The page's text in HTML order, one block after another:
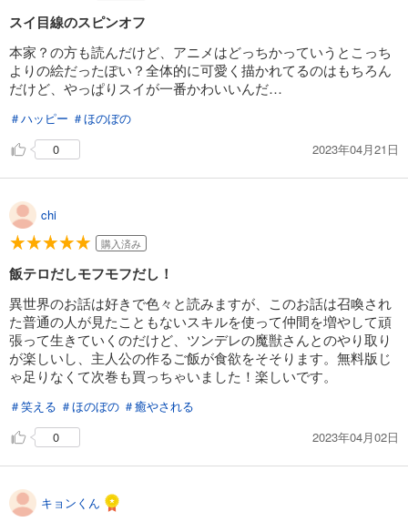
スイ目線のスピンオフ
本家？の方も読んだけど、アニメはどっちかっていうとこっち
よりの絵だったぽい？全体的に可愛く描かれてるのはもちろん
だけど、やっぱりスイが一番かわいいんだ…
＃ハッピー ＃ほのぼの
0
2023年04月21日
chi
購入済み
飯テロだしモフモフだし！
異世界のお話は好きで色々と読みますが、このお話は召喚され
た普通の人が見たこともないスキルを使って仲間を増やして頑
張って生きていくのだけど、ツンデレの魔獣さんとのやり取り
が楽しいし、主人公の作るご飯が食欲をそそります。無料版じ
ゃ足りなくて次巻も買っちゃいました！楽しいです。
＃笑える ＃ほのぼの ＃癒やされる
0
2023年04月02日
キョンくん